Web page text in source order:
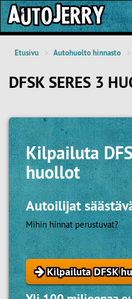
Etusivu Autohuolto hinnasto
DFSK SERES 3
Kilpailuta
huollot
Autoilijat
Mihin hinnat perustuvat?
Kilpailuta DFSK